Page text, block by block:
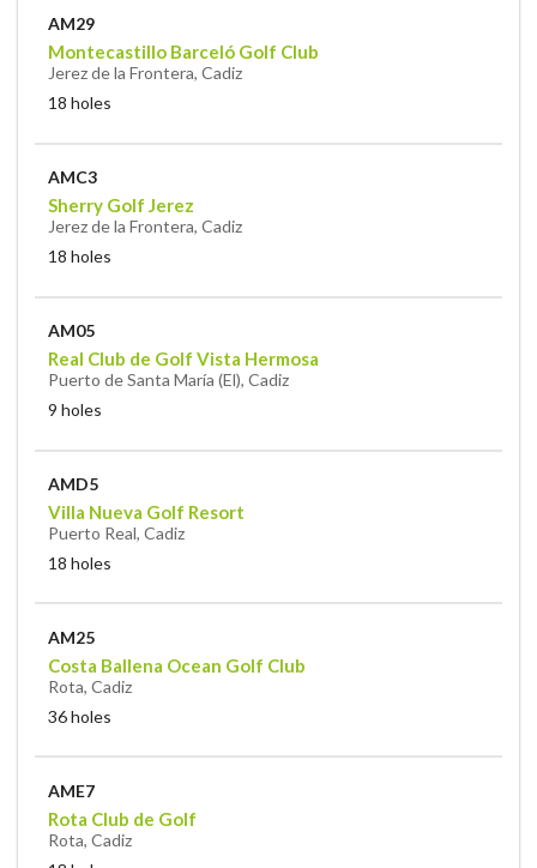
AM29
Montecastillo Barceló Golf Club
Jerez de la Frontera, Cadiz
18 holes
AMC3
Sherry Golf Jerez
Jerez de la Frontera, Cadiz
18 holes
AM05
Real Club de Golf Vista Hermosa
Puerto de Santa María (El), Cadiz
9 holes
AMD5
Villa Nueva Golf Resort
Puerto Real, Cadiz
18 holes
AM25
Costa Ballena Ocean Golf Club
Rota, Cadiz
36 holes
AME7
Rota Club de Golf
Rota, Cadiz